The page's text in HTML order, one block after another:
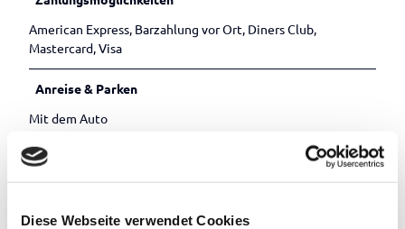
Diese Webseite verwendet Cookies
American Express, Barzahlung vor Ort, Diners Club,
Mastercard, Visa
Anreise & Parken
Mit dem Auto
gleich die Straße runter.